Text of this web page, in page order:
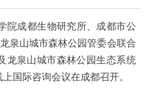
成都生物研究所、成都市公
泉山城市森林公园管委会联合
龙泉山城市森林公园生态系统
国际咨询会议在成都召开。